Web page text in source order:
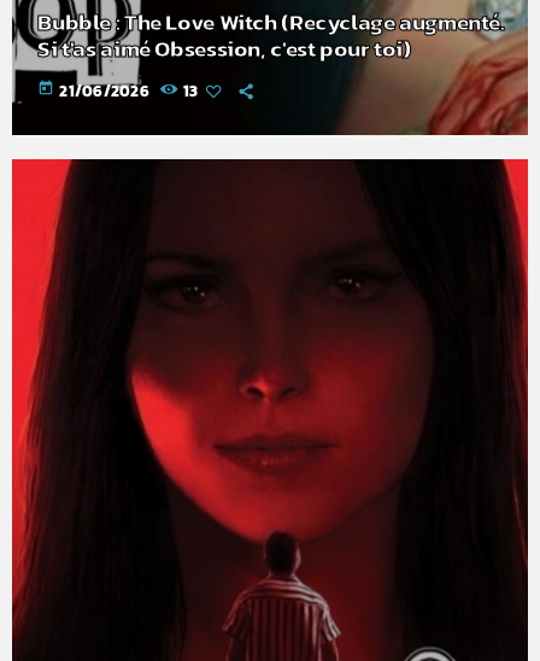
Bubble : The Love Witch (Recyclage augmenté.
Si t'as aimé Obsession, c'est pour toi)
today 21/06/2026 13